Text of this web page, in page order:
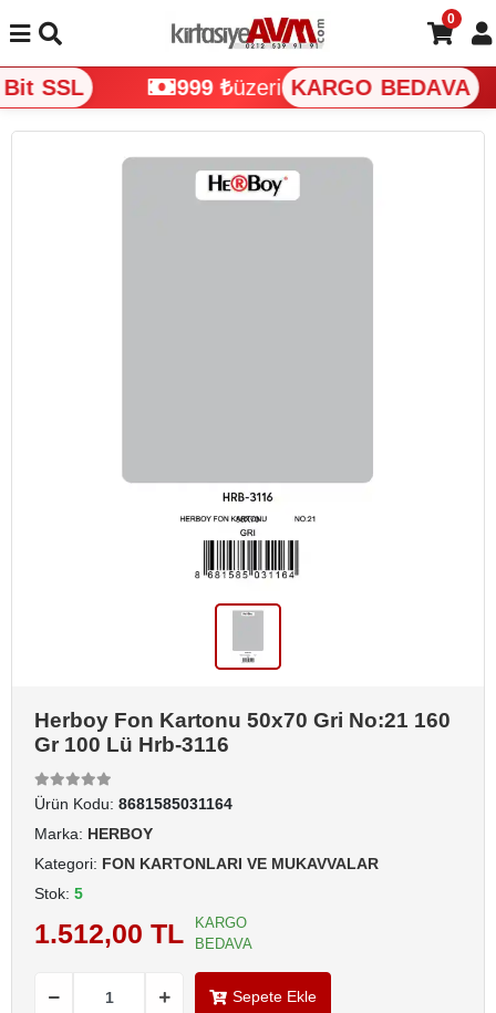
SSL 999 ₺ üzeri KARGO BEDAVA
0
Herboy Fon Kartonu 50x70 Gri No:21 160
Gr 100 Lü Hrb-3116
Ürün Kodu: 8681585031164
Marka: HERBOY
Kategori: FON KARTONLARI VE MUKAVVALAR
Stok: 5
1.512,00 TL
KARGO
BEDAVA
Sepete Ekle